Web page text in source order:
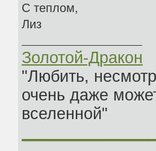
С теплом,
Лиз
Золотой-Дракон
"Любить,
очень даже
вселенной"